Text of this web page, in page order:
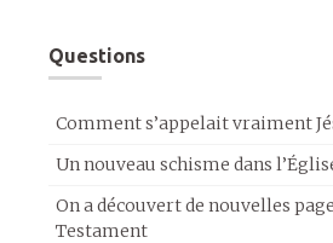
Questions
Comment s’appelait vraiment
Un nouveau schisme dans
On a découvert de nouvelles
Testament